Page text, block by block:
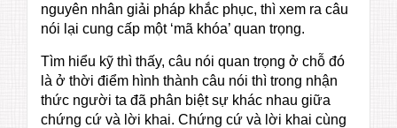
nguyên nhân giải pháp khắc phục, thì xem ra câu
nói lại cung cấp một ‘mã khóa’ quan trọng.
Tìm hiểu kỹ thì thấy, câu nói quan trọng ở chỗ đó
là ở thời điểm hình thành câu nói thì trong nhận
thức người ta đã phân biệt sự khác nhau giữa
chứng cứ và lời khai. Chứng cứ và lời khai cùng